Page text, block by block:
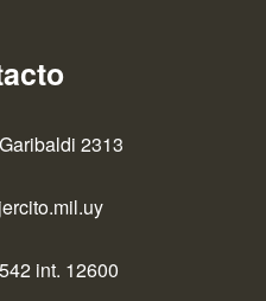
2313
int. 12600